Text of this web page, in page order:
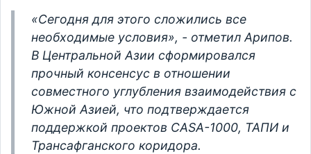
«Сегодня для этого сложились все
необходимые условия», - отметил Арипов.
В Центральной Азии сформировался
прочный консенсус в отношении
совместного углубления взаимодействия с
Южной Азией, что подтверждается
поддержкой проектов CASA-1000, ТАПИ и
Трансафганского коридора.